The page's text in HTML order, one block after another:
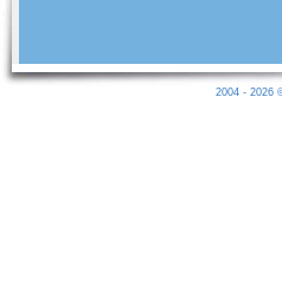
2004 - 2026